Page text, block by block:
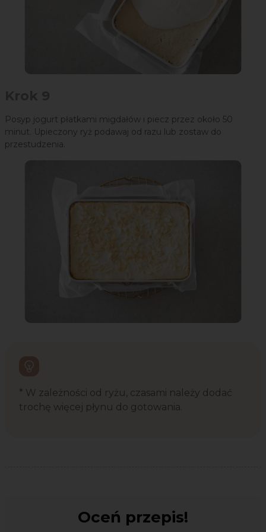
Posyp jogurt płatkami migdałów i piecz przez około 50
minut. Upieczony ryż podawaj od razu lub zostaw do
przestudzenia.
* W zależności od ryżu, czasami należy dodać
trochę więcej płynu do gotowania.
Oceń przepis!